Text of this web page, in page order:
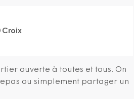
Croix
ouverte à toutes et tous. On
ou simplement partager un